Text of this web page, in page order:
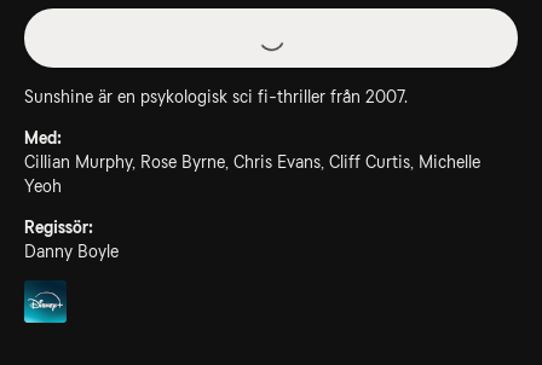
Sunshine är en psykologisk sci fi-thriller från 2007.
Med:
Cillian Murphy, Rose Byrne, Chris Evans, Cliff Curtis, Michelle
Yeoh
Regissör:
Danny Boyle